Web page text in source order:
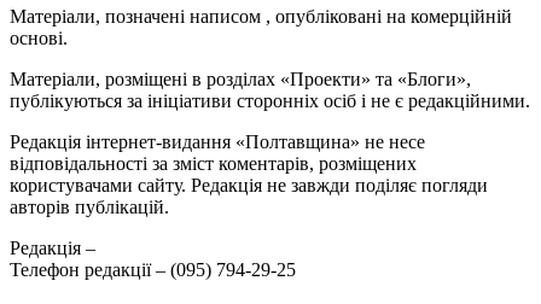
Матеріали, позначені написом , опубліковані на комерційній
основі.
Матеріали, розміщені в розділах «Проекти» та «Блоги»,
публікуються за ініціативи сторонніх осіб і не є редакційними.
Редакція інтернет-видання «Полтавщина» не несе
відповідальності за зміст коментарів, розміщених
користувачами сайту. Редакція не завжди поділяє погляди
авторів публікацій.
Редакція –
Телефон редакції – (095) 794-29-25